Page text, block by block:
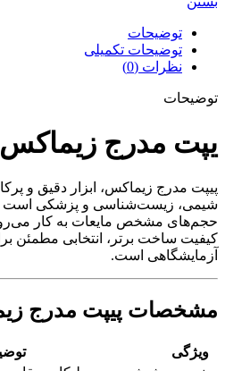
توضیحات
توضیحات تکمیلی
نظرات (0)
توضیحات
یپت مدرج زیماکس
پیپت مدرج زیماکس، ابزار دقیق و
شیمی، زیست‌شناسی و پزشکی است
حجم‌های مشخص مایعات به کار می‌رود.
کیفیت ساخت برتر، انتخابی مطمئن
آزمایشگاهی است.
مشخصات پیپت مدرج
ویژگی